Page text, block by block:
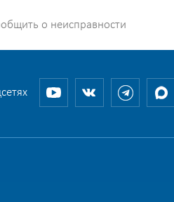
о неисправности